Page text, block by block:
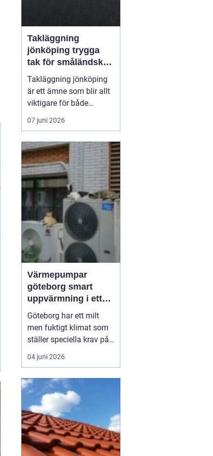
Takläggning
jönköping trygga
tak för småländskt
väder
Takläggning jönköping
är ett ämne som blir allt
viktigare för både
villaägare och
fastighetsägare i
växlande regn, snö, is
och starka vindar ställer
höga krav på takets
konstruktion, materialval
och utförande. Ett
genomtänkt ta...
07 juni 2026
Värmepumpar
göteborg smart
uppvärmning i ett
kustklimat
Göteborg har ett milt
men fuktigt klimat som
ställer speciella krav på
uppvärmning. Vind, regn
och salta havsvindar
samtidigt som
energipriserna rör sig
upp och ned. Fler
villaägare,
bostadsrättsföreningar
och företag ser dä...
04 juni 2026